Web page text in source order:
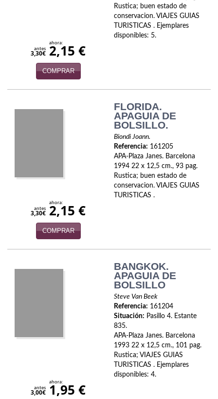
Naturaleza
Novela Extranjera
Papás, Mamás, Bebés...
Papás, Mamás, Bebés…
Revistas
Rustica; buen estado de
conservacion. VIAJES GUIAS
TURISTICAS . Ejemplares
disponibles: 5.
antes
3,30€
ahora:
2,15 €
COMPRAR
FLORIDA.
APAGUIA DE
BOLSILLO.
Biondi Joann.
Referencia: 161205
APA-Plaza Janes. Barcelona
1994 22 x 12,5 cm., 93 pag.
Rustica; buen estado de
conservacion. VIAJES GUIAS
TURISTICAS .
antes
3,30€
ahora:
2,15 €
COMPRAR
BANGKOK.
APAGUIA DE
BOLSILLO
Steve Van Beek
Referencia: 161204
Situación: Pasillo 4. Estante
835.
APA-Plaza Janes. Barcelona
1993 22 x 12,5 cm., 101 pag.
Rustica; VIAJES GUIAS
TURISTICAS . Ejemplares
disponibles: 4.
antes
3,00€
ahora:
1,95 €